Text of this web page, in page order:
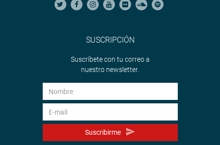
SUSCRIPCIÓN
Suscríbete con tu correo a
nuestro newsletter.
Suscribirme